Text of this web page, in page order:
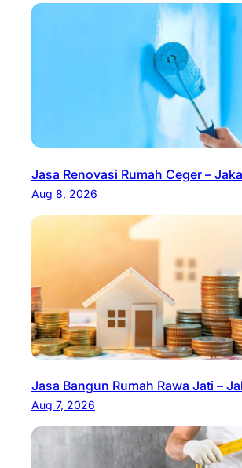
Jasa Renovasi Rumah Ceger –
Aug 8, 2026
Jasa Bangun Rumah Rawa Jati –
Aug 7, 2026